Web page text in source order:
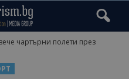
чартърни полети през